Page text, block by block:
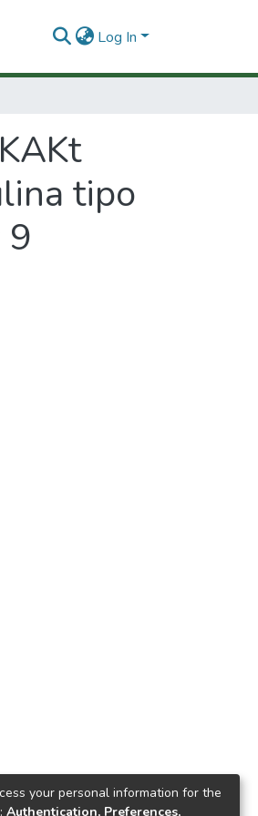
Log In
tipo
9
your personal information for the
Authentication, Preferences,